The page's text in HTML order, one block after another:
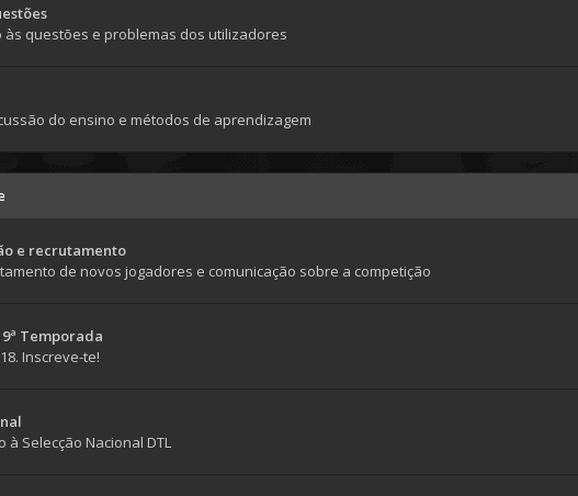
às questões e problemas dos utilizadores
do ensino e métodos de aprendizagem
e recrutamento
de novos jogadores e comunicação sobre a competição
Temporada
Inscreve-te!
à Selecção Nacional DTL